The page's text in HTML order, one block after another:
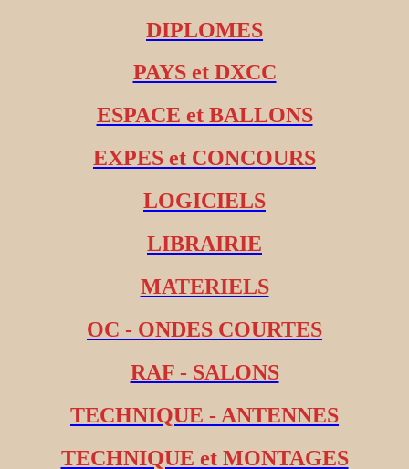
DIPLOMES
PAYS et DXCC
ESPACE et BALLONS
EXPES et CONCOURS
LOGICIELS
LIBRAIRIE
MATERIELS
OC - ONDES COURTES
RAF - SALONS
TECHNIQUE - ANTENNES
TECHNIQUE et MONTAGES